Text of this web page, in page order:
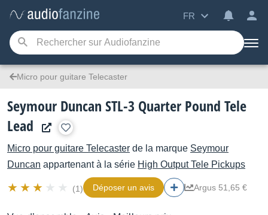
FR
Micro pour guitare Telecaster
Seymour Duncan STL-3 Quarter Pound Tele
Lead
Micro pour guitare Telecaster de la marque Seymour
Duncan appartenant à la série High Output Tele Pickups
(1) Déposer un avis Argus 51,65 €